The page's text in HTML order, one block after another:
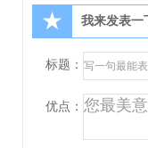
★ 我来发表一
标题：
优点：